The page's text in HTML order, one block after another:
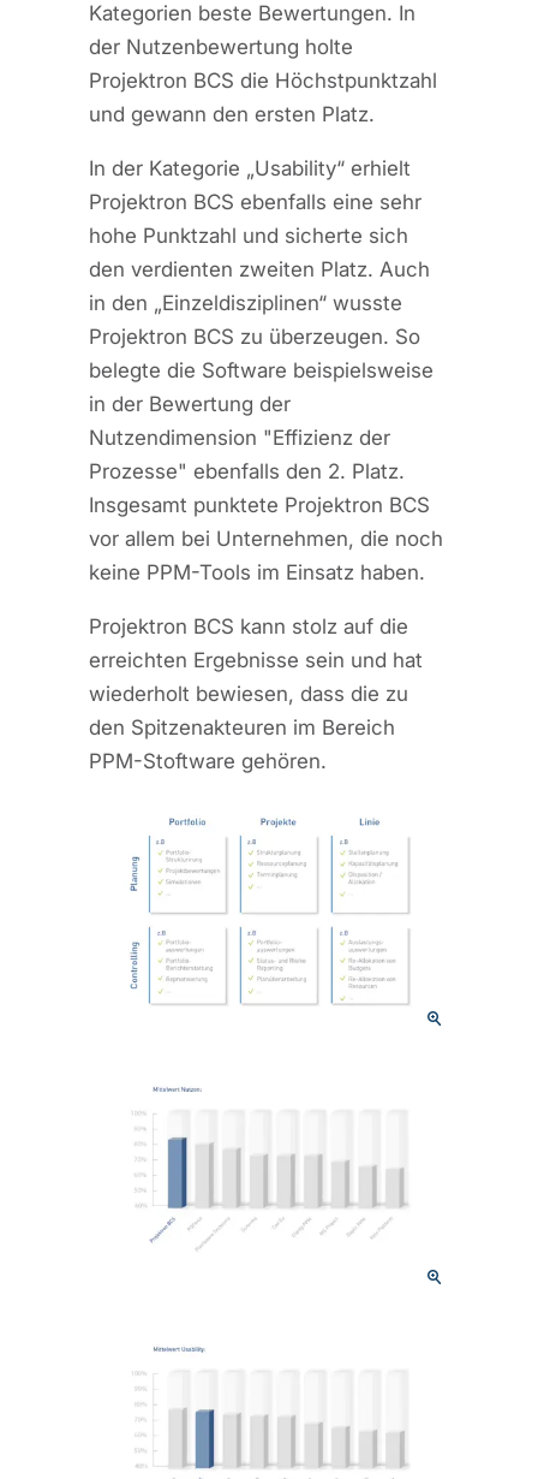
Kategorien beste Bewertungen. In
der Nutzenbewertung holte
Projektron BCS die Höchstpunktzahl
und gewann den ersten Platz.
In der Kategorie „Usability“ erhielt
Projektron BCS ebenfalls eine sehr
hohe Punktzahl und sicherte sich
den verdienten zweiten Platz. Auch
in den „Einzeldisziplinen“ wusste
Projektron BCS zu überzeugen. So
belegte die Software beispielsweise
in der Bewertung der
Nutzendimension "Effizienz der
Prozesse" ebenfalls den 2. Platz.
Insgesamt punktete Projektron BCS
vor allem bei Unternehmen, die noch
keine PPM-Tools im Einsatz haben.
Projektron BCS kann stolz auf die
erreichten Ergebnisse sein und hat
wiederholt bewiesen, dass die zu
den Spitzenakteuren im Bereich
PPM-Stoftware gehören.